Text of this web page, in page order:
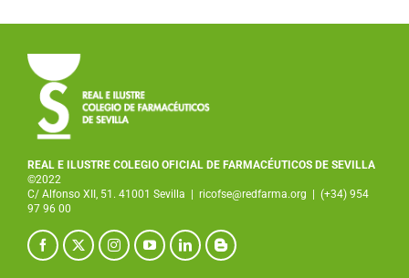
REAL E ILUSTRE COLEGIO OFICIAL DE FARMACÉUTICOS DE SEVILLA
©2022
C/ Alfonso XII, 51. 41001 Sevilla
ricofse@redfarma.org
(+34) 954
97 96 00